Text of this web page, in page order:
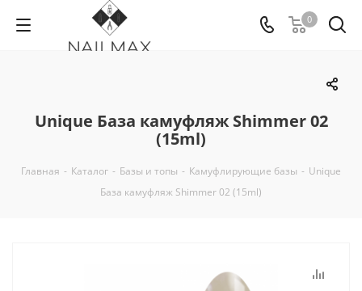
0
Unique База камуфляж Shimmer 02
(15ml)
Главная - Каталог - Базы и топы - Камуфлирующие базы - Unique
База камуфляж Shimmer 02 (15ml)